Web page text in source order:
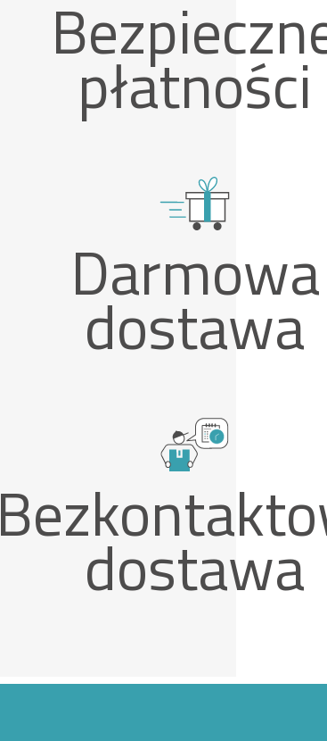
płatności
Darmowa
dostawa
dostawa